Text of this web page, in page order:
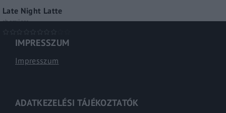
Late Night Latte
shoműsor
IMPRESSZUM
Impresszum
ADATKEZELÉSI TÁJÉKOZTATÓK